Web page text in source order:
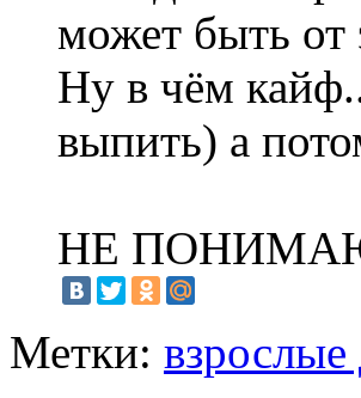
может быть от
Ну в чём
выпить) а
НЕ
Метки: взрослые